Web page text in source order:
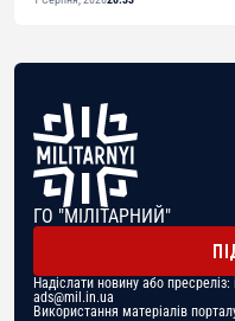
ГО "МІЛІТАРНИЙ"
Надіслати новину або пресреліз:
ads@mil.in.ua
Використання матеріалів